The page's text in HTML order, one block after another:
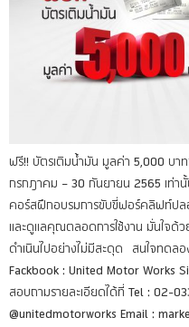
ฟรี!! บัตรเติมน้ำมัน มูลค่า 5,000 บา
กรกฎาคม – 30 กันยายน 2565 เท่
คอร์สฝึกอบรมการขับขี่ฟอร์คลิฟท์ปล
และดูแลคุณตลอดการใช้งาน มั่นใจด้
ดำเนินไปอย่างไม่มีสะดุด สนใจทดลอ
Fackbook : United Motor Works
สอบถามรายละเอียดได้ที่ Tel : 02-
@unitedmotorworks Email :